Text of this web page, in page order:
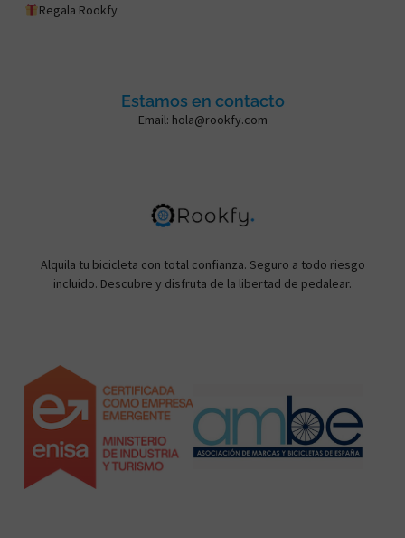
Alquila tu bicicleta con total confianza. Seguro a todo riesgo
incluido. Descubre y disfruta de la libertad de pedalear.
Regala Rookfy
Estamos en contacto
Email: hola@rookfy.com